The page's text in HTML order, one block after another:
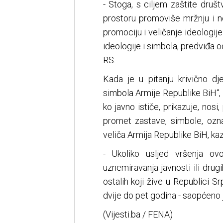
- Stoga, s ciljem zaštite
prostoru promoviše mržnju i
promociju i veličanje
ideologije i simbola, predviđa
RS.
Kada je u pitanju krivično
simbola Armije Republike
ko javno ističe, prikazuje,
promet zastave, simbole,
veliča Armija Republike BiH,
- Ukoliko usljed vršenja
uznemiravanja javnosti ili
ostalih koji žive u Republici
dvije do pet godina - saopćeno
(Vijesti.ba / FENA)